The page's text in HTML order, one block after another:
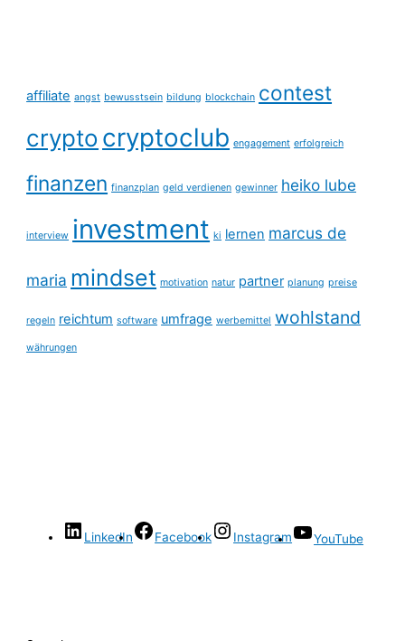
affiliate angst bewusstsein bildung blockchain contest
cryptocryptoclub engagement erfolgreich
finanzen finanzplan geld verdienen gewinner heiko lube
interview investment ki lernen marcus de
maria mindset motivation natur partner planung preise
regeln reichtum software umfrage werbemittel wohlstand
währungen
LinkedIn Facebook Instagram YouTube